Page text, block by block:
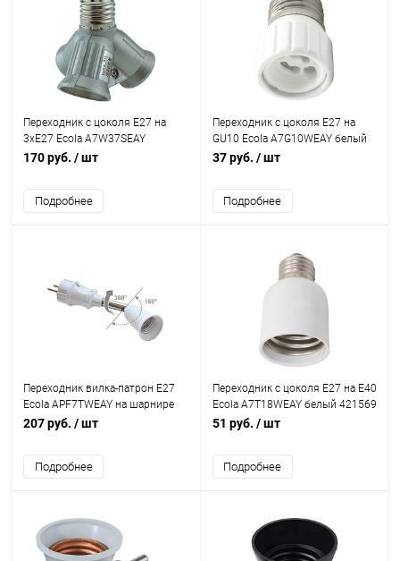
Переходник с цоколя E27 на
3xE27 Ecola A7W37SEAY
серебряный 421561
170 руб. / шт
Подробнее
Переходник с цоколя E27 на
GU10 Ecola A7G10WEAY белый
421571
37 руб. / шт
Подробнее
Переходник вилка-патрон E27
Ecola APF7TWEAY на шарнире
белый 421599
207 руб. / шт
Подробнее
Переходник с цоколя E27 на E40
Ecola A7T18WEAY белый 421569
51 руб. / шт
Подробнее